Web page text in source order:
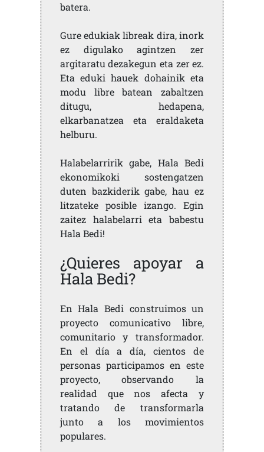
batera.
Gure edukiak libreak dira, inork
ez digulako agintzen zer
argitaratu dezakegun eta zer ez.
Eta eduki hauek dohainik eta
modu libre batean zabaltzen
ditugu, hedapena,
elkarbanatzea eta eraldaketa
helburu.
Halabelarririk gabe, Hala Bedi
ekonomikoki sostengatzen
duten bazkiderik gabe, hau ez
litzateke posible izango. Egin
zaitez halabelarri eta babestu
Hala Bedi!
¿Quieres apoyar a
Hala Bedi?
En Hala Bedi construimos un
proyecto comunicativo libre,
comunitario y transformador.
En el día a día, cientos de
personas participamos en este
proyecto, observando la
realidad que nos afecta y
tratando de transformarla
junto a los movimientos
populares.